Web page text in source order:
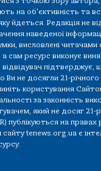
на об'єктивність та
йдеться. Редакція не
наведеної
висловлені читачами
сам ресурс виконує
підтверджує,
Ви не досягли 21-річного
користування
за законність
який не досяг 21-
публікуються на правах
сайту tenews.org.ua є